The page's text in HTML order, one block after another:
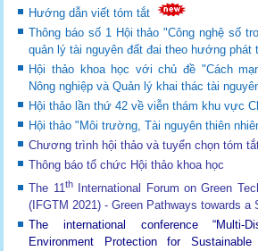
Hướng dẫn viết tóm tắt
Thông báo số 1 Hội thảo "Công nghệ số
quản lý tài nguyên đất đai theo hướng phát
Hội thảo khoa học với chủ đề "Cách
Nông nghiệp và Quản lý khai thác tài
Hội thảo lần thứ 42 về viễn thám khu vực
Hội thảo "Môi trường, Tài nguyên thiên
Chương trình hội thảo và tuyển chọn tóm
Thông báo tổ chức Hội thảo khoa học
The 11thInternational Forum on Green
(IFGTM 2021) - Green Pathways towards a
The international conference “Multi-
Environment Protection for Sustainable